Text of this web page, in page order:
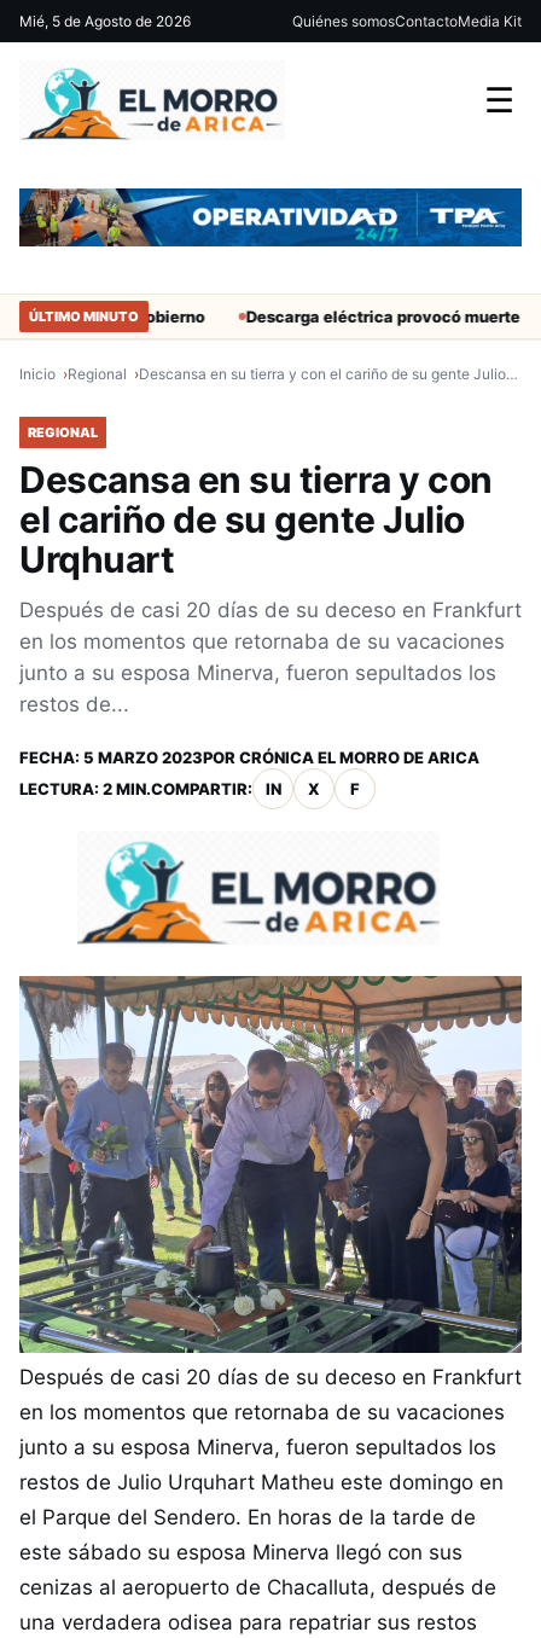
Mié, 5 de Agosto de 2026 Quiénes somosContactoMedia Kit
☰
ÚLTIMO MINUTO
del Gobierno Descarga eléctrica provocó muerte de
Inicio Regional Descansa en su tierra y con el cariño de su gente Julio…
REGIONAL
Descansa en su tierra y con
el cariño de su gente Julio
Urqhuart
Después de casi 20 días de su deceso en Frankfurt
en los momentos que retornaba de su vacaciones
junto a su esposa Minerva, fueron sepultados los
restos de...
FECHA: 5 MARZO 2023POR CRÓNICA EL MORRO DE ARICA
LECTURA: 2 MIN.COMPARTIR: IN X F
Después de casi 20 días de su deceso en Frankfurt
en los momentos que retornaba de su vacaciones
junto a su esposa Minerva, fueron sepultados los
restos de Julio Urquhart Matheu este domingo en
el Parque del Sendero. En horas de la tarde de
este sábado su esposa Minerva llegó con sus
cenizas al aeropuerto de Chacalluta, después de
una verdadera odisea para repatriar sus restos